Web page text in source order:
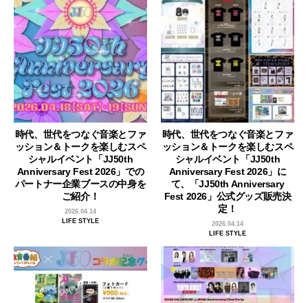
時代、世代をつなぐ音楽とファ
ッション＆トークを楽しむスペ
シャルイベント「JJ50th
Anniversary Fest 2026」での
パートナー企業ブースの中身を
ご紹介！
2026.04.14
LIFE STYLE
時代、世代をつなぐ音楽とファ
ッション＆トークを楽しむスペ
シャルイベント「JJ50th
Anniversary Fest 2026」に
て、「JJ50th Anniversary
Fest 2026」公式グッズ販売決
定！
2026.04.14
LIFE STYLE